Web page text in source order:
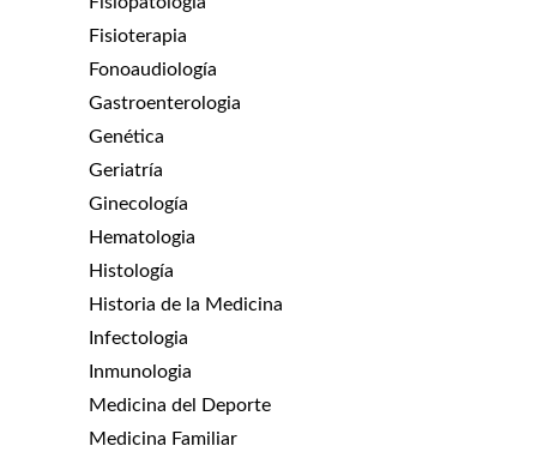
Fisioterapia
Fonoaudiología
Gastroenterologia
Genética
Geriatría
Ginecología
Hematologia
Histología
Historia de la Medicina
Infectologia
Inmunologia
Medicina del Deporte
Medicina Familiar